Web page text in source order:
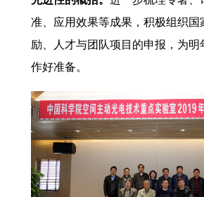
准、应用效果等成果，积极组织国
励、人才与团队项目的申报，为明
作好准备。